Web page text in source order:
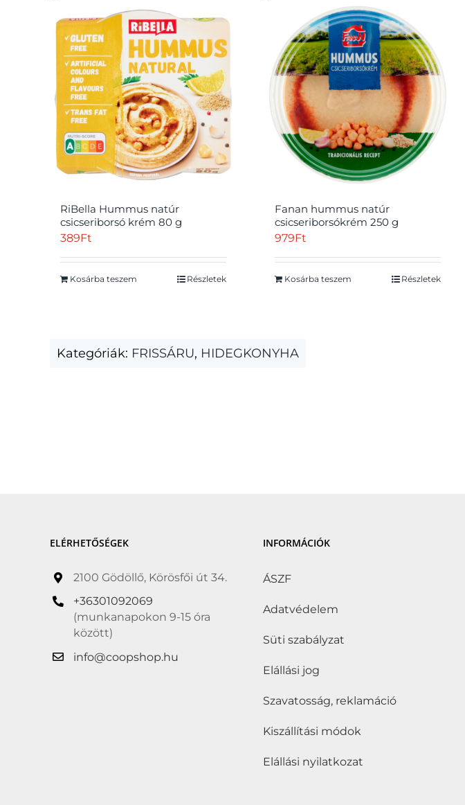
RiBella Hummus natúr
csicseriborsó krém 80 g
389Ft
Kosárba teszem Részletek
Fanan hummus natúr
csicseriborsókrém 250 g
979Ft
Kosárba teszem Részletek
Kategóriák: FRISSÁRU, HIDEGKONYHA
ELÉRHETŐSÉGEK
2100 Gödöllő, Körösfői út 34.
+36301092069
(munkanapokon 9-15 óra
között)
info@coopshop.hu
INFORMÁCIÓK
ÁSZF
Adatvédelem
Süti szabályzat
Elállási jog
Szavatosság, reklamáció
Kiszállítási módok
Elállási nyilatkozat